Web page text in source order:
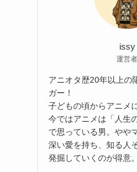
issy
運営者
アニオタ歴20年以上の
ガー！
子どもの頃からアニメ
今ではアニメは「人生
で思っている男。やや
深い愛を持ち、知る人
発掘していくのが得意。